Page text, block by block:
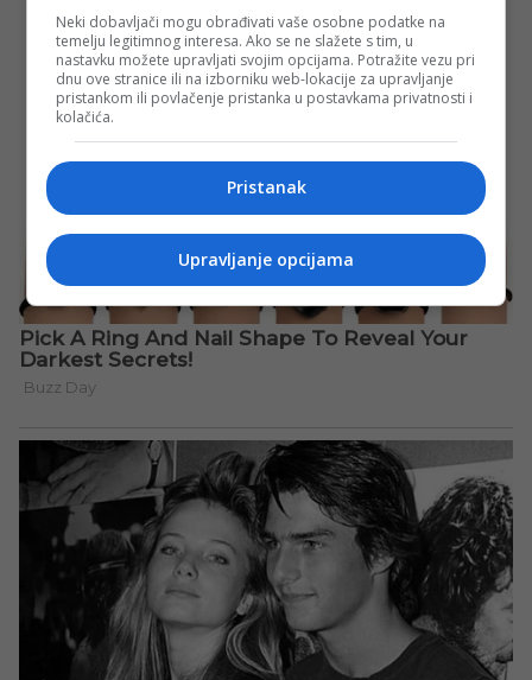
Neki dobavljači mogu obrađivati vaše osobne podatke na
temelju legitimnog interesa. Ako se ne slažete s tim, u
nastavku možete upravljati svojim opcijama. Potražite vezu pri
dnu ove stranice ili na izborniku web-lokacije za upravljanje
pristankom ili povlačenje pristanka u postavkama privatnosti i
kolačića.
Pristanak
Upravljanje opcijama